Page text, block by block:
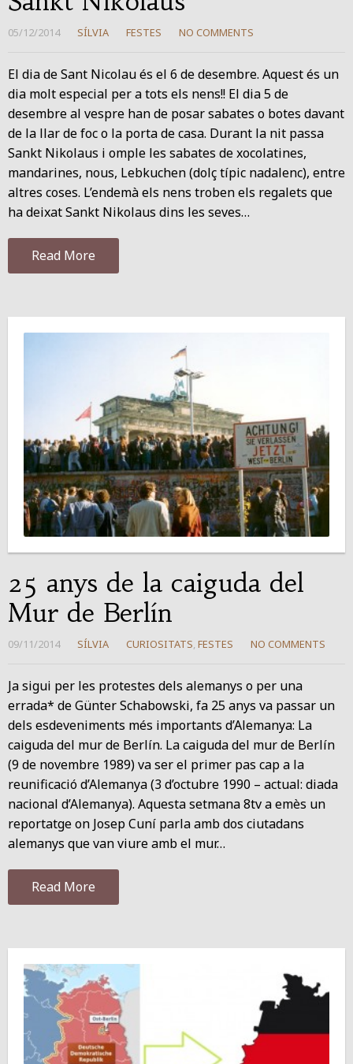
05/12/2014 SÍLVIA FESTES NO COMMENTS
El dia de Sant Nicolau és el 6 de desembre. Aquest és un
dia molt especial per a tots els nens!! El dia 5 de
desembre al vespre han de posar sabates o botes davant
de la llar de foc o la porta de casa. Durant la nit passa
Sankt Nikolaus i omple les sabates de xocolatines,
mandarines, nous, Lebkuchen (dolç típic nadalenc), entre
altres coses. L’endemà els nens troben els regalets que
ha deixat Sankt Nikolaus dins les seves…
Read More
25 anys de la caiguda del
Mur de Berlín
09/11/2014 SÍLVIA CURIOSITATS, FESTES NO COMMENTS
Ja sigui per les protestes dels alemanys o per una
errada* de Günter Schabowski, fa 25 anys va passar un
dels esdeveniments més importants d’Alemanya: La
caiguda del mur de Berlín. La caiguda del mur de Berlín
(9 de novembre 1989) va ser el primer pas cap a la
reunificació d’Alemanya (3 d’octubre 1990 – actual: diada
nacional d’Alemanya). Aquesta setmana 8tv a emès un
reportatge on Josep Cuní parla amb dos ciutadans
alemanys que van viure amb el mur…
Read More